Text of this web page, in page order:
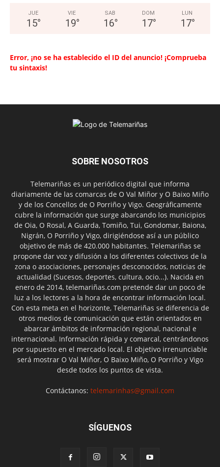
JUE
15°
VIE
19°
SAB
16°
DOM
17°
LUN
17°
Error, ¡no se ha establecido el ID del anuncio! ¡Comprueba
tu sintaxis!
SOBRE NOSOTROS
Telemariñas es un periódico digital que informa
diariamente de las comarcas de O Val Miñor y O Baixo Miño
y de los Concellos de O Porriño y Vigo. Geográficamente
cubre la información que surge abarcando los municipios
de Oia, O Rosal, A Guarda, Tomiño, Tui, Gondomar, Baiona,
Nigrán, O Porriño y Vigo, dirigiéndose así a un público
objetivo de más de 420.000 habitantes. Telemariñas se
propone dar voz y difusión a los diferentes colectivos de la
zona o asociaciones, personajes desconocidos, noticias de
actualidad (Sucesos, deportes, cultura, ocio...). Nacida en
enero de 2014, telemariñas.com pretende dar un poco de
luz a los lectores a la hora de encontrar información local.
Con esta meta en el horizonte, Telemariñas se diferencia de
otros medios de comunicación que están orientados en
abarcar ámbitos de información regional, nacional e
internacional. Información rápida y comarcal, centrándonos
por supuesto en el mercado local. El objetivo irrenunciable
será mostrar O Val Miñor, O Baixo Miño, O Porriño y Vigo
desde todos los puntos de vista.
Contáctanos: telemarinhas@gmail.com
SÍGUENOS